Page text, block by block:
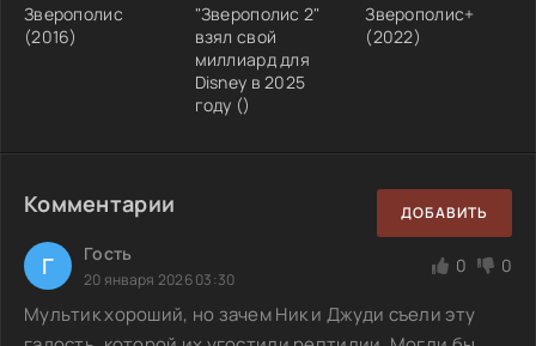
Зверополис
(2016)
"Зверополис 2"
взял свой
миллиард для
Disney в 2025
году ()
Зверополис+
(2022)
Комментарии ДОБАВИТЬ
Г Гость
20 января 2026 03:30
0 0
Мультик хороший, но зачем Ник и Джуди съели эту